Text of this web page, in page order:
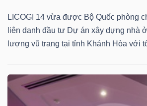
LICOGI 14 vừa được Bộ Quốc phòng
liên danh đầu tư Dự án xây dựng nhà
lượng vũ trang tại tỉnh Khánh Hòa với
Truyền
tài
chính